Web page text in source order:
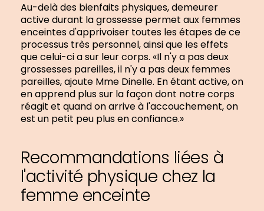
Au-delà des bienfaits physiques, demeurer
active durant la grossesse permet aux femmes
enceintes d'apprivoiser toutes les étapes de ce
processus très personnel, ainsi que les effets
que celui-ci a sur leur corps. «Il n'y a pas deux
grossesses pareilles, il n'y a pas deux femmes
pareilles, ajoute Mme Dinelle. En étant active, on
en apprend plus sur la façon dont notre corps
réagit et quand on arrive à l'accouchement, on
est un petit peu plus en confiance.»
Recommandations liées à
l'activité physique chez la
femme enceinte